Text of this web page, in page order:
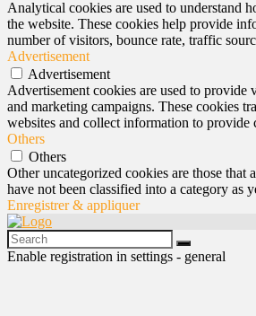
Analytical cookies are used to understand
the website. These cookies help provide
number of visitors, bounce rate, traffic
Advertisement
Advertisement
Advertisement cookies are used to provide
and marketing campaigns. These cookies
websites and collect information to provide
Others
Others
Other uncategorized cookies are those that
have not been classified into a category as
Enregistrer & appliquer
Enable registration in settings - general